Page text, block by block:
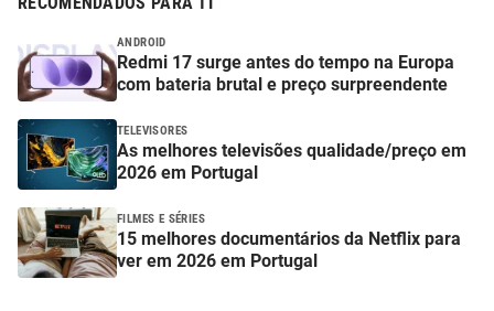
ANDROID
Redmi 17 surge antes do tempo na Europa
com bateria brutal e preço surpreendente
TELEVISORES
As melhores televisões qualidade/preço em
2026 em Portugal
FILMES E SÉRIES
15 melhores documentários da Netflix para
ver em 2026 em Portugal